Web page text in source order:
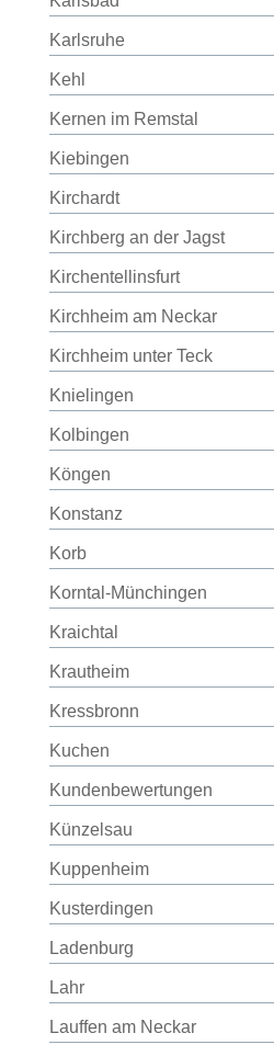
Karlsruhe
Kehl
Kernen im Remstal
Kiebingen
Kirchardt
Kirchberg an der Jagst
Kirchentellinsfurt
Kirchheim am Neckar
Kirchheim unter Teck
Knielingen
Kolbingen
Köngen
Konstanz
Korb
Korntal-Münchingen
Kraichtal
Krautheim
Kressbronn
Kuchen
Kundenbewertungen
Künzelsau
Kuppenheim
Kusterdingen
Ladenburg
Lahr
Lauffen am Neckar